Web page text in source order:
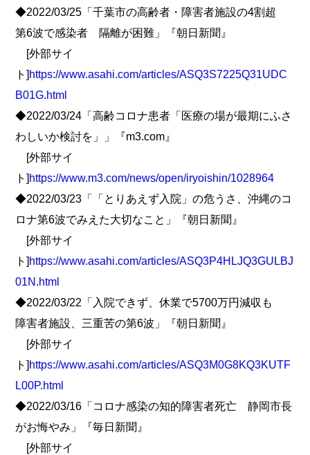
◆2022/03/25「千葉市の高齢者・障害者施設の4割超
第6波で感染者 隔離が困難」『朝日新聞』
[外部サイ
ト] https://www.asahi.com/articles/ASQ3S7225Q31UDC
B01G.html
◆2022/03/24「高齢コロナ患者「医療の場が最期にふさ
わしいか検討を」」『m3.com』
[外部サイ
ト] https://www.m3.com/news/open/iryoishin/1028964
◆2022/03/23「「とりあえず入院」の危うさ、沖縄のコ
ロナ第6波でみえた大切なこと」『朝日新聞』
[外部サイ
ト] https://www.asahi.com/articles/ASQ3P4HLJQ3GULBJ
01N.html
◆2022/03/22「入院できず、休業で5700万円減収も
障害者施設、三重苦の第6波」『朝日新聞』
[外部サイ
ト] https://www.asahi.com/articles/ASQ3M0G8KQ3KUTF
L00P.html
◆2022/03/16「コロナ感染の知的障害者死亡 静岡市長
がお悔やみ」『毎日新聞』
[外部サイ